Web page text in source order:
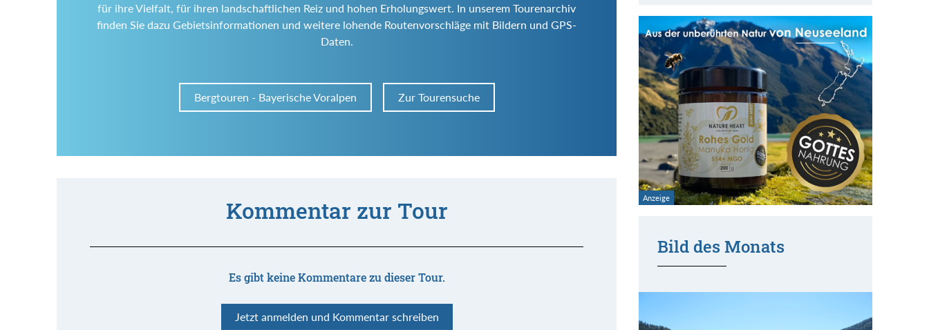
für ihre Vielfalt, für ihren landschaftlichen Reiz und hohen Erholungswert. In unserem Tourenarchiv
finden Sie dazu Gebietsinformationen und weitere lohende Routenvorschläge mit Bildern und GPS-
Daten.
Bergtouren - Bayerische Voralpen Zur Tourensuche
Kommentar zur Tour
Es gibt keine Kommentare zu dieser Tour.
Jetzt anmelden und Kommentar schreiben
Bild des Monats